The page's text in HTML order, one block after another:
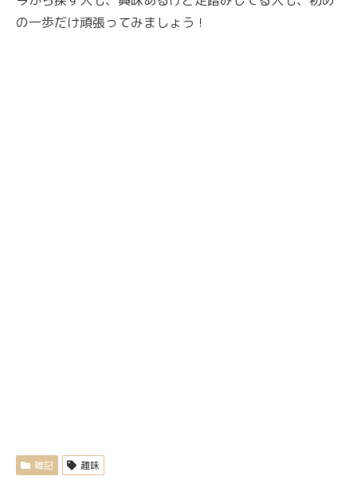
の一歩だけ頑張ってみましょう！
雑記 趣味